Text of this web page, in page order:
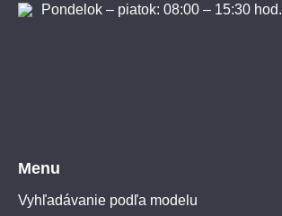
Pondelok – piatok: 08:00 – 15:30 hod.
Menu
Vyhľadávanie podľa modelu